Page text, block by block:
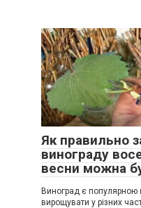
Як правильно
винограду
весни можна
Виноград є популярною
вирощувати у різних